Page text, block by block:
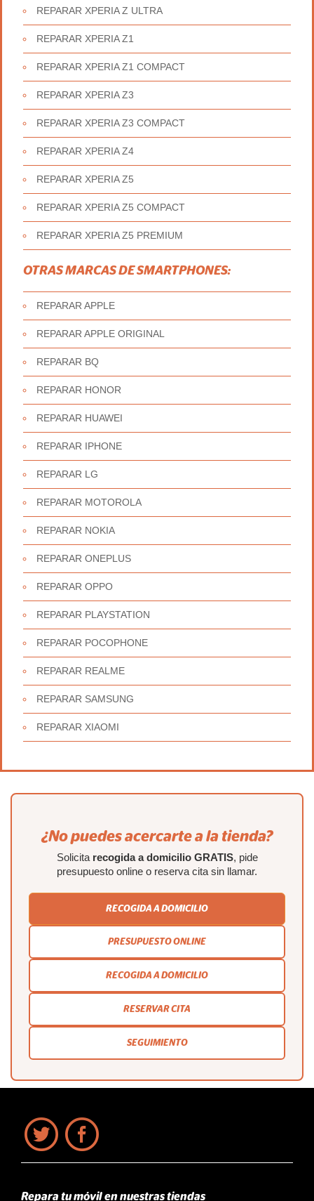
REPARAR XPERIA Z ULTRA
REPARAR XPERIA Z1
REPARAR XPERIA Z1 COMPACT
REPARAR XPERIA Z3
REPARAR XPERIA Z3 COMPACT
REPARAR XPERIA Z4
REPARAR XPERIA Z5
REPARAR XPERIA Z5 COMPACT
REPARAR XPERIA Z5 PREMIUM
OTRAS MARCAS DE SMARTPHONES:
REPARAR APPLE
REPARAR APPLE ORIGINAL
REPARAR BQ
REPARAR HONOR
REPARAR HUAWEI
REPARAR IPHONE
REPARAR LG
REPARAR MOTOROLA
REPARAR NOKIA
REPARAR ONEPLUS
REPARAR OPPO
REPARAR PLAYSTATION
REPARAR POCOPHONE
REPARAR REALME
REPARAR SAMSUNG
REPARAR XIAOMI
¿No puedes acercarte a la tienda?
Solicita recogida a domicilio GRATIS, pide
presupuesto online o reserva cita sin llamar.
RECOGIDA A DOMICILIO
PRESUPUESTO ONLINE
RECOGIDA A DOMICILIO
RESERVAR CITA
SEGUIMIENTO
Repara tu móvil en nuestras tiendas